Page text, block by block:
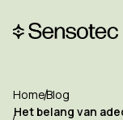
HomeBlog
Het belang van